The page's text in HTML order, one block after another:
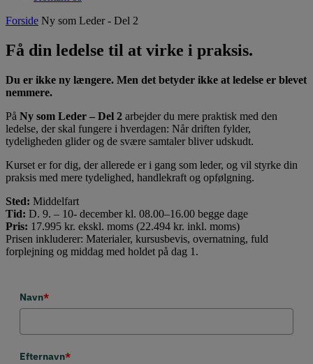
Forside Ny som Leder - Del 2
Få din ledelse til at virke i praksis.
Du er ikke ny længere. Men det betyder ikke at ledelse er blevet
nemmere.
På Ny som Leder – Del 2 arbejder du mere praktisk med den
ledelse, der skal fungere i hverdagen: Når driften fylder,
tydeligheden glider og de svære samtaler bliver udskudt.
Kurset er for dig, der allerede er i gang som leder, og vil styrke din
praksis med mere tydelighed, handlekraft og opfølgning.
Sted: Middelfart
Tid: D. 9. – 10- december kl. 08.00–16.00 begge dage
Pris: 17.995 kr. ekskl. moms (22.494 kr. inkl. moms)
Prisen inkluderer: Materialer, kursusbevis, overnatning, fuld
forplejning og middag med holdet på dag 1.
Navn*
Efternavn*